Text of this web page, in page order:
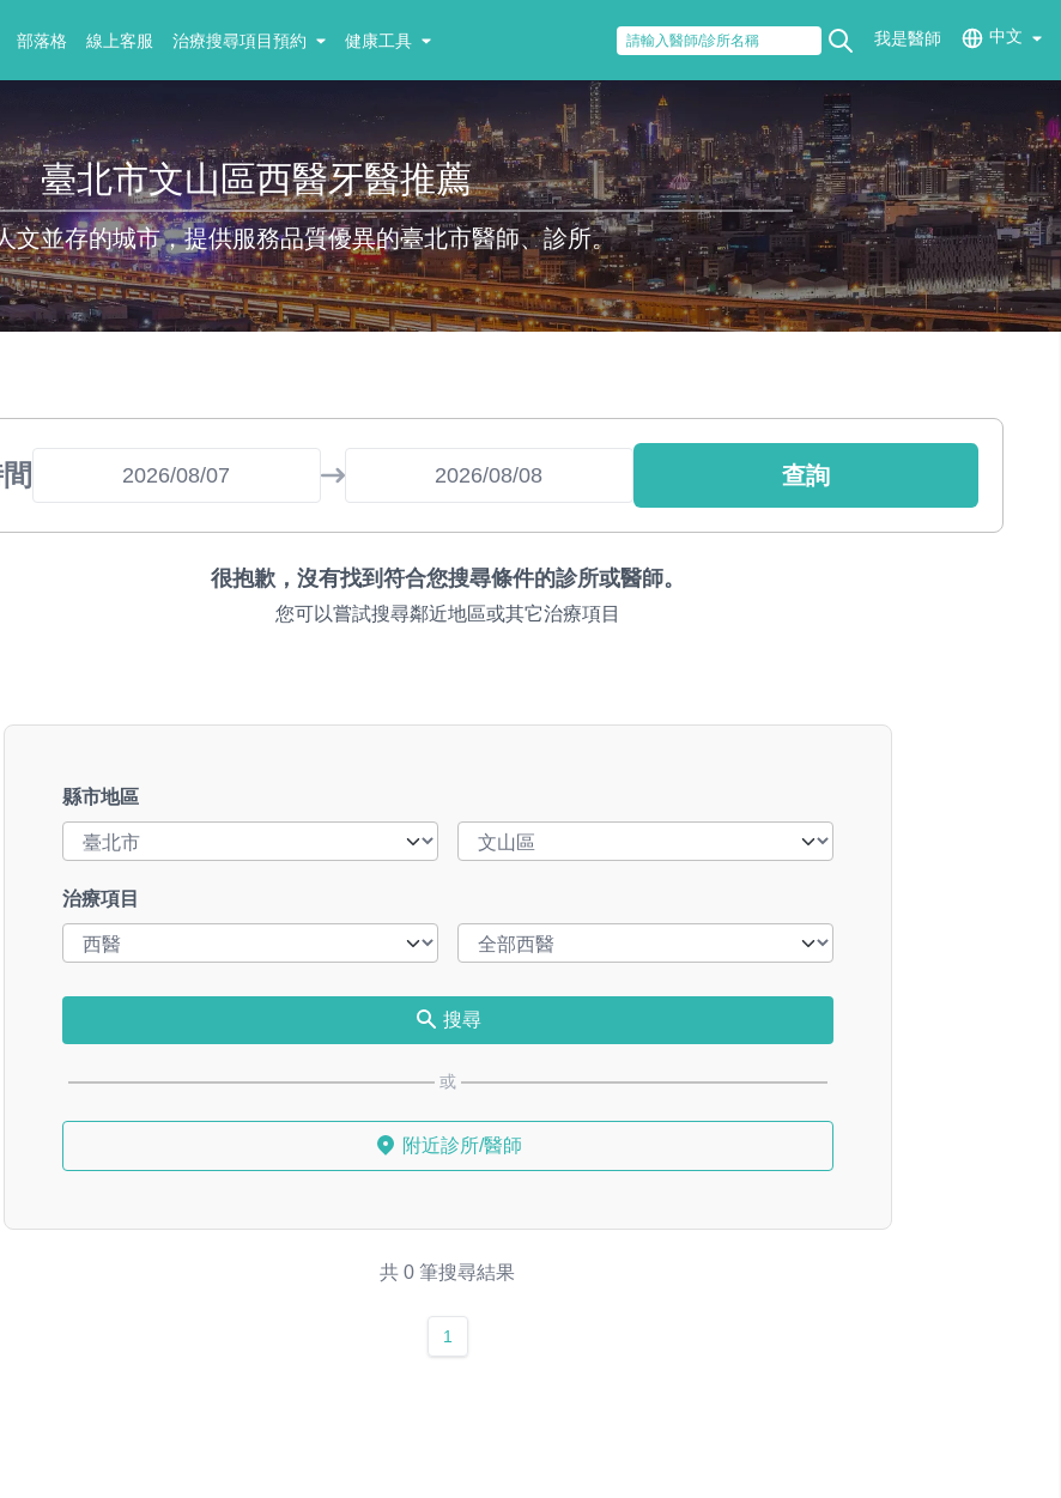
部落格 線上客服 治療搜尋項目預約 健康工具 我是醫師 中文
臺北市文山區西醫牙醫推薦
文並存的城市，提供服務品質優異的臺北市醫師、診所。
查詢
很抱歉，沒有找到符合您搜尋條件的診所或醫師。
您可以嘗試搜尋鄰近地區或其它治療項目
縣市地區
治療項目
搜尋
或
附近診所/醫師
共 0 筆搜尋結果
1